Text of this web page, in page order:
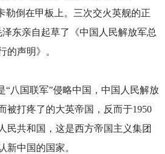
勒倒在甲板上。三次交火英舰的正
东亲自起草了《中国人民解放军总
的声明》。
“八国联军”侵略中国，中国人民解放
被打疼了的大英帝国，反而于1950
民共和国，这是西方帝国主义集团
新中国的国家。